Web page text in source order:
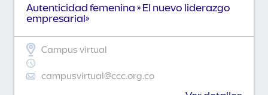
Autenticidad femenina » El nuevo liderazgo
empresarial»
Campus virtual
campusvirtual@ccc.org.co